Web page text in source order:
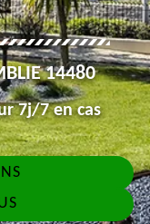
14480
7j/7 en cas